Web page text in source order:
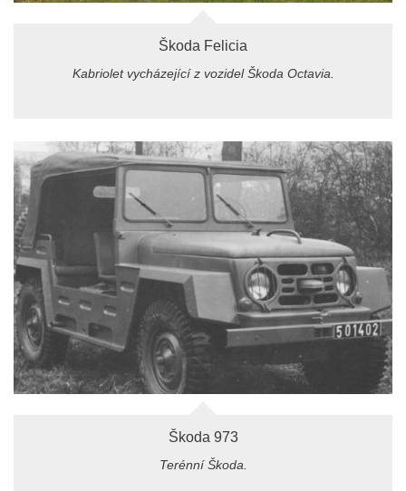
Škoda Felicia
Kabriolet vycházející z vozidel Škoda Octavia.
Škoda 973
Terénní Škoda.